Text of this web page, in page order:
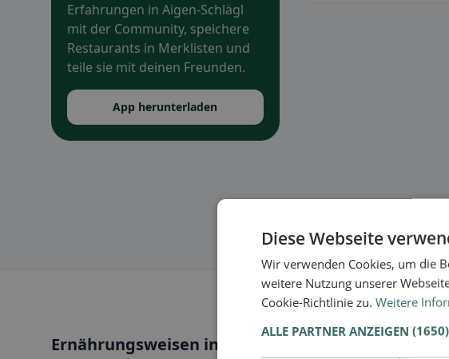
Erfahrungen in Aigen-Schlägl
mit der Community, speichere
Restaurants in Merklisten und
teile sie mit deinen Freunden.
App herunterladen
Ernährungsweisen in Aigen-Schlägl
Diese Webseite
Wir verwenden Cookies, um die
weitere Nutzung unserer
Cookie-Richtlinie zu. Weitere
ALLE PARTNER ANZEIGEN